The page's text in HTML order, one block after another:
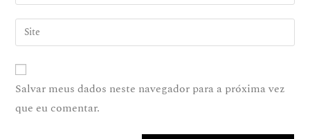
Salvar meus dados neste navegador para a próxima vez
que eu comentar.